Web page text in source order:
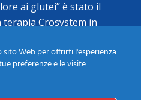
ai glutei” è stato il
Crosystem in
Web per offrirti l'esperienza
preferenze e le visite